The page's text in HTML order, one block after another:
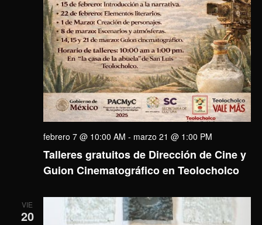
Talleres gratuitos de Dirección de Cine y
Guion Cinematográfico en Teolocholco
febrero 7 @ 10:00 AM - marzo 21 @ 1:00 PM
VIE
20